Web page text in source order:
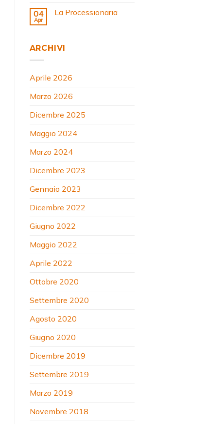
04
Apr
La Processionaria
ARCHIVI
Aprile 2026
Marzo 2026
Dicembre 2025
Maggio 2024
Marzo 2024
Dicembre 2023
Gennaio 2023
Dicembre 2022
Giugno 2022
Maggio 2022
Aprile 2022
Ottobre 2020
Settembre 2020
Agosto 2020
Giugno 2020
Dicembre 2019
Settembre 2019
Marzo 2019
Novembre 2018